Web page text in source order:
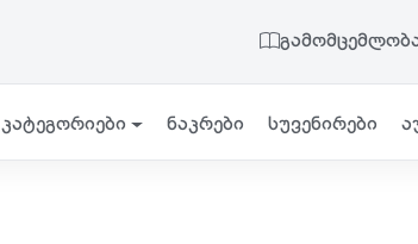
კატეგორიები ნაკრები სუვენირები